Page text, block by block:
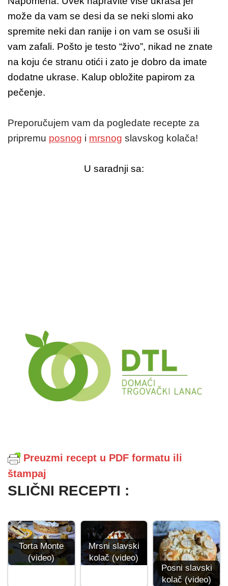
može da vam se desi da se neki slomi ako
spremite neki dan ranije i on vam se osuši ili
vam zafali. Pošto je testo “živo”, nikad ne znate
na koju će stranu otići i zato je dobro da imate
dodatne ukrase. Kalup obložite papirom za
pečenje.
Preporučujem vam da pogledate recepte za
pripremu posnog i mrsnog slavskog kolača!
U saradnji sa:
Preuzmi recept u PDF formatu ili
štampaj
SLIČNI RECEPTI :
Torta Monte
(video)
Mrsni slavski
kolač (video)
Posni slavski
kolač (video)